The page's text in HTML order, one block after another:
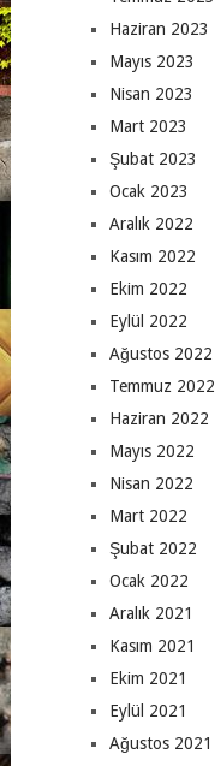
Haziran 2023
Mayıs 2023
Nisan 2023
Mart 2023
Şubat 2023
Ocak 2023
Aralık 2022
Kasım 2022
Ekim 2022
Eylül 2022
Ağustos 2022
Temmuz 2022
Haziran 2022
Mayıs 2022
Nisan 2022
Mart 2022
Şubat 2022
Ocak 2022
Aralık 2021
Kasım 2021
Ekim 2021
Eylül 2021
Ağustos 2021